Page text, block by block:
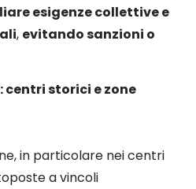
esigenze collettive e
, evitando sanzioni o
storici e zone
in particolare nei centri
a vincoli